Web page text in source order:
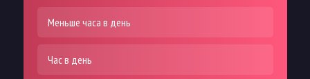
Меньше часа в день
Час в день